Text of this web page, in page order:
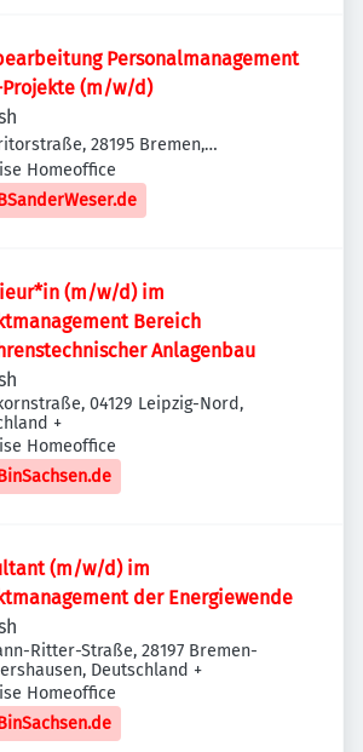
Personalmanagement
Projekte (m/w/d)
28195 Bremen,
Homeoffice
(m/w/d) im
Bereich
Anlagenbau
04129 Leipzig-Nord,
+
Homeoffice
(m/w/d) im
der Energiewende
Ritter-Straße, 28197 Bremen-
Deutschland +
Homeoffice